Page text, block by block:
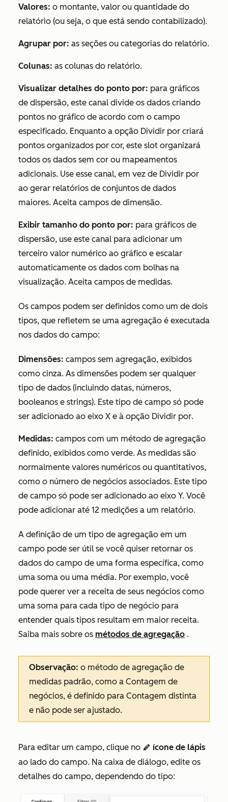
Valores: o montante, valor ou quantidade do
relatório (ou seja, o que está sendo contabilizado).
Agrupar por: as seções ou categorias do relatório.
Colunas: as colunas do relatório.
Visualizar detalhes do ponto por: para gráficos
de dispersão, este canal divide os dados criando
pontos no gráfico de acordo com o campo
especificado. Enquanto a opção Dividir por criará
pontos organizados por cor, este slot organizará
todos os dados sem cor ou mapeamentos
adicionais. Use esse canal, em vez de Dividir por
ao gerar relatórios de conjuntos de dados
maiores. Aceita campos de dimensão.
Exibir tamanho do ponto por: para gráficos de
dispersão, use este canal para adicionar um
terceiro valor numérico ao gráfico e escalar
automaticamente os dados com bolhas na
visualização. Aceita campos de medidas.
Os campos podem ser definidos como um de dois
tipos, que refletem se uma agregação é executada
nos dados do campo:
Dimensões: campos sem agregação, exibidos
como cinza. As dimensões podem ser qualquer
tipo de dados (incluindo datas, números,
booleanos e strings). Este tipo de campo só pode
ser adicionado ao eixo X e à opção Dividir por.
Medidas: campos com um método de agregação
definido, exibidos como verde. As medidas são
normalmente valores numéricos ou quantitativos,
como o número de negócios associados. Este tipo
de campo só pode ser adicionado ao eixo Y. Você
pode adicionar até 12 medições a um relatório.
A definição de um tipo de agregação em um
campo pode ser útil se você quiser retornar os
dados do campo de uma forma específica, como
uma soma ou uma média. Por exemplo, você
pode querer ver a receita de seus negócios como
uma soma para cada tipo de negócio para
entender quais tipos resultam em maior receita.
Saiba mais sobre os métodos de agregação .
Observação: o método de agregação de
medidas padrão, como a Contagem de
negócios, é definido para Contagem distinta
e não pode ser ajustado.
Para editar um campo, clique no edit ícone de lápis
ao lado do campo. Na caixa de diálogo, edite os
detalhes do campo, dependendo do tipo: